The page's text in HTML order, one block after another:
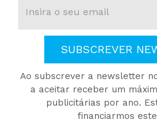
SUBSCREVER
Ao subscrever a newsletter
a aceitar receber um
publicitárias por ano.
financiarmos